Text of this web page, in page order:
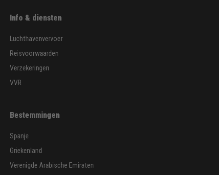
Info & diensten
Luchthavenvervoer
Reisvoorwaarden
Verzekeringen
VVR
Bestemmingen
Spanje
Griekenland
Verenigde Arabische Emiraten